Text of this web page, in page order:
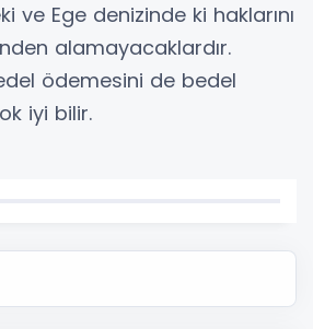
ve Ege denizinde ki haklarını
alamayacaklardır.
ödemesini de bedel
iyi bilir.